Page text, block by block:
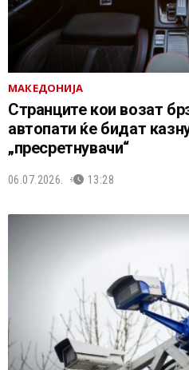
МАКЕДОНИЈА
Странците кои возат
автопати ќе бидат
„пресретнувачи“
06.07.2026. 13:28